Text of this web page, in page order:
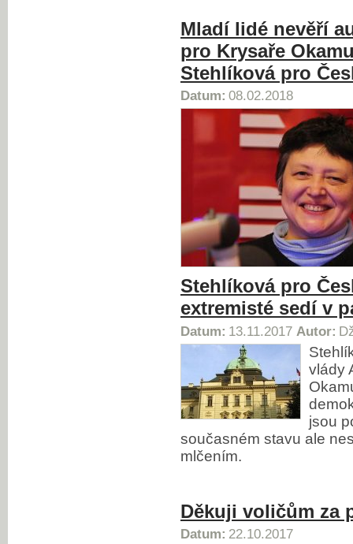
Mladí lidé nevěří
pro Krysaře
Stehlíková pro
Datum: 08.02.2018
Stehlíková pro
extremisté sedí v
Datum: 13.11.2017 Autor:
vlády
jsou
současném stavu ale
mlčením.
Děkuji voličům za
Datum: 22.10.2017